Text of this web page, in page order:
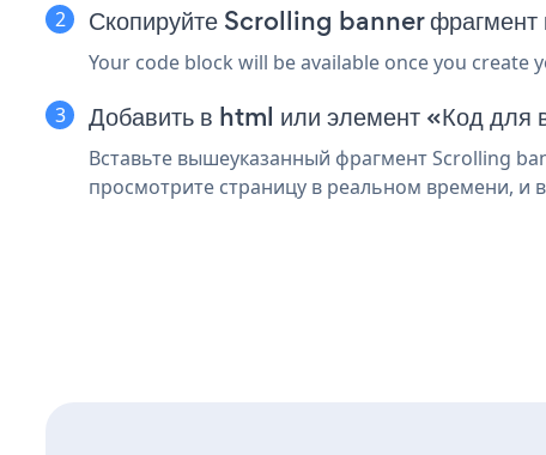
Скопируйте Scrolling banner
Your code block will be available once you create
Добавить в html или элемент «Код для
Вставьте вышеуказанный фрагмент Scrolling
просмотрите страницу в реальном времени, и